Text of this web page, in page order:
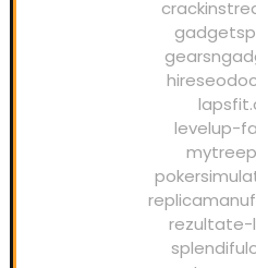
levelup-
rezultate-